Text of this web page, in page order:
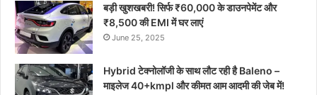
बड़ी खुशखबरी! सिर्फ ₹60,000 के डाउनपेमेंट और
₹8,500 की EMI में घर लाएं
June 25, 2025
Hybrid टेक्नोलॉजी के साथ लौट रही है Baleno –
माइलेज 40+kmpl और कीमत आम आदमी की जेब में!